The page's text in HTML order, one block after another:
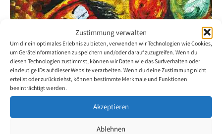
Zustimmung verwalten
Um dir ein optimales Erlebnis zu bieten, verwenden wir Technologien wie Cookies,
um Geräteinformationen zu speichern und/oder darauf zuzugreifen. Wenn du
diesen Technologien zustimmst, können wir Daten wie das Surfverhalten oder
eindeutige IDs auf dieser Website verarbeiten. Wenn du deine Zustimmung nicht
erteilst oder zurückziehst, können bestimmte Merkmale und Funktionen
beeinträchtigt werden.
Akzeptieren
Ablehnen